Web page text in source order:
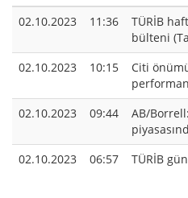
02.10.2023
11:36
TÜRİB
bülteni
02.10.2023
10:15
Citi
02.10.2023
09:44
AB/
02.10.2023
06:57 TÜRİB